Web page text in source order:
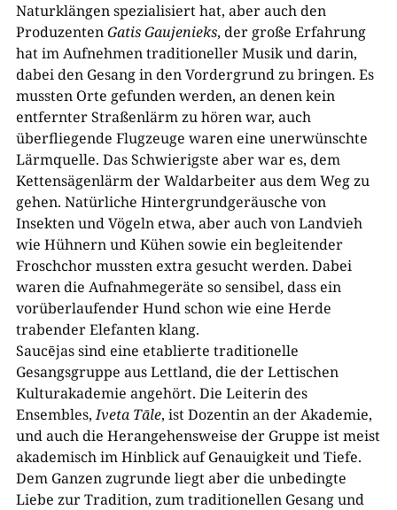
Naturklängen spezialisiert hat, aber auch den
ProduzentenGatis Gaujenieks, der große Erfahrung
hat im Aufnehmen traditioneller Musik und darin,
dabei den Gesang in den Vordergrund zu bringen. Es
mussten Orte gefunden werden, an denen kein
entfernter Straßenlärm zu hören war, auch
überfliegende Flugzeuge waren eine unerwünschte
Lärmquelle. Das Schwierigste aber war es, dem
Kettensägenlärm der Waldarbeiter aus dem Weg zu
gehen. Natürliche Hintergrundgeräusche von
Insekten und Vögeln etwa, aber auch von Landvieh
wie Hühnern und Kühen sowie ein begleitender
Froschchor mussten extra gesucht werden. Dabei
waren die Aufnahmegeräte so sensibel, dass ein
vorüberlaufender Hund schon wie eine Herde
trabender Elefanten klang.
Saucējas sind eine etablierte traditionelle
Gesangsgruppe aus Lettland, die der Lettischen
Kulturakademie angehört. Die Leiterin des
Ensembles,Iveta Tāle, ist Dozentin an der Akademie,
und auch die Herangehensweise der Gruppe ist meist
akademisch im Hinblick auf Genauigkeit und Tiefe.
Dem Ganzen zugrunde liegt aber die unbedingte
Liebe zur Tradition, zum traditionellen Gesang und